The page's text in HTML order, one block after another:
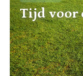
Tijd voor